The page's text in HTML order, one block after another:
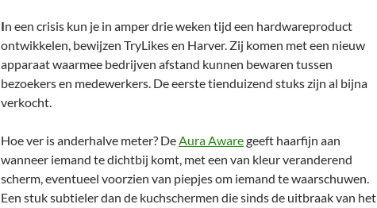
In een crisis kun je in amper drie weken tijd een hardwareproduct
ontwikkelen, bewijzen TryLikes en Harver. Zij komen met een nieuw
apparaat waarmee bedrijven afstand kunnen bewaren tussen
bezoekers en medewerkers. De eerste tienduizend stuks zijn al bijna
verkocht.
Hoe ver is anderhalve meter? DeAura Awaregeeft haarfijn aan
wanneer iemand te dichtbij komt, met een van kleur veranderend
scherm, eventueel voorzien van piepjes om iemand te waarschuwen.
Een stuk subtieler dan de kuchschermen die sinds de uitbraak van het